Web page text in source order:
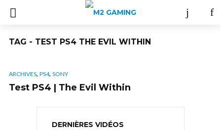
TAG - TEST PS4 THE EVIL WITHIN
ARCHIVES, PS4, SONY
Test PS4 | The Evil Within
DERNIÈRES VIDÉOS